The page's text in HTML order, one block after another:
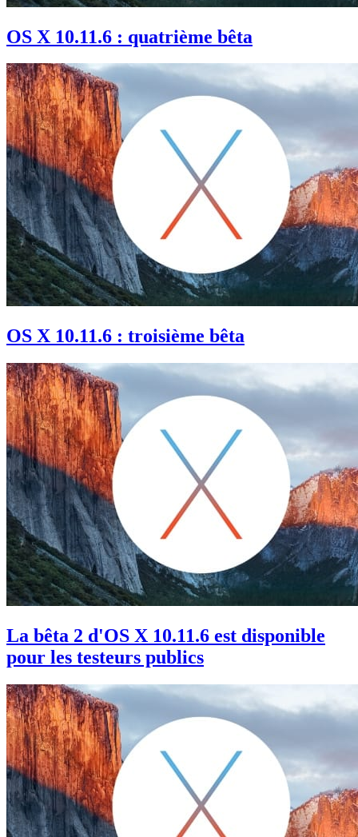
OS X 10.11.6 : quatrième bêta
OS X 10.11.6 : troisième bêta
La bêta 2 d'OS X 10.11.6 est disponible
pour les testeurs publics